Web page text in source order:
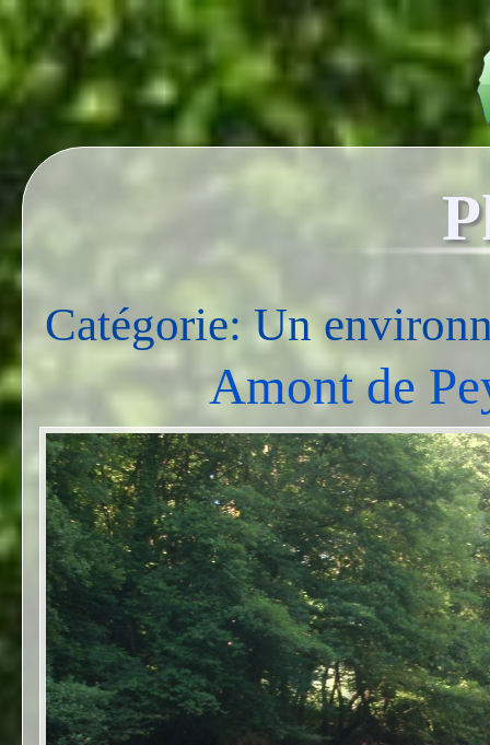
Catégorie: Un
Amont de